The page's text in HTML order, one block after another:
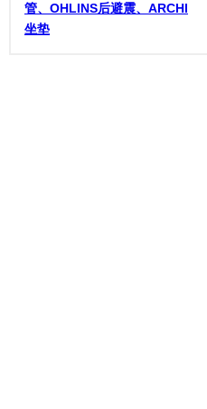
管、OHLINS后避震、ARCHI
坐垫